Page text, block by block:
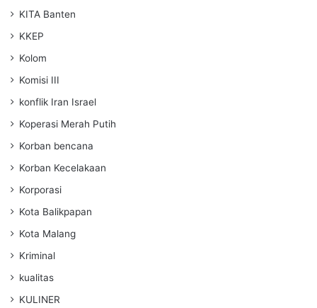
KITA Banten
KKEP
Kolom
Komisi III
konflik Iran Israel
Koperasi Merah Putih
Korban bencana
Korban Kecelakaan
Korporasi
Kota Balikpapan
Kota Malang
Kriminal
kualitas
KULINER